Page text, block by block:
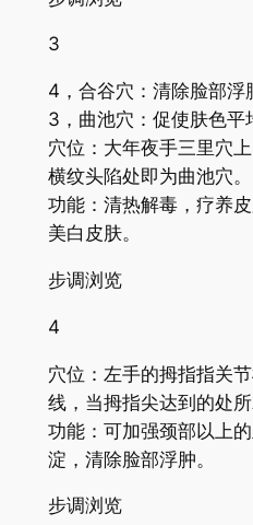
3
4，合谷穴：清除脸部浮
3，曲池穴：促使肤色平
穴位：大年夜手三里穴
横纹头陷处即为曲池穴。
功能：清热解毒，疗养
美白皮肤。
步调浏览
4
穴位：左手的拇指指关
线，当拇指尖达到的处所
功能：可加强颈部以上
淀，清除脸部浮肿。
步调浏览